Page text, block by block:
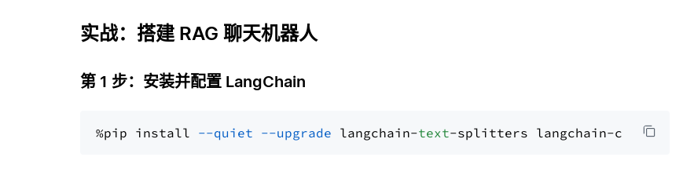
实战：搭建 RAG 聊天机器人
第 1 步：安装并配置 LangChain
%pip install --quiet --upgrade langchain-text